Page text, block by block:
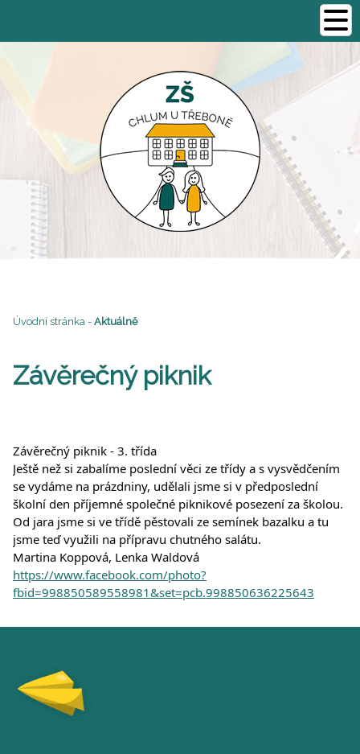
Úvodní stránka - Aktuálně
Závěrečný piknik
Závěrečný piknik - 3. třída
Ještě než si zabalíme poslední věci ze třídy a s vysvědčením
se vydáme na prázdniny, udělali jsme si v předposlední
školní den příjemné společné piknikové posezení za školou.
Od jara jsme si ve třídě pěstovali ze semínek bazalku a tu
jsme teď využili na přípravu chutného salátu.
Martina Koppová, Lenka Waldová
https://www.facebook.com/photo?
fbid=998850589558981&set=pcb.998850636225643